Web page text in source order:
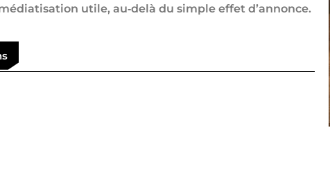
utile, au‑delà du simple effet d’annonce.